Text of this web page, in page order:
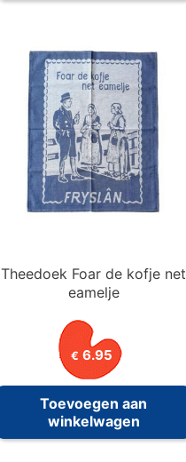
Theedoek Foar de kofje net
eamelje
€ 6.95
Toevoegen aan
winkelwagen